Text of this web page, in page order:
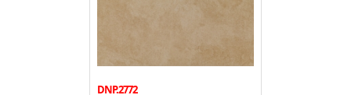
DNP.2772